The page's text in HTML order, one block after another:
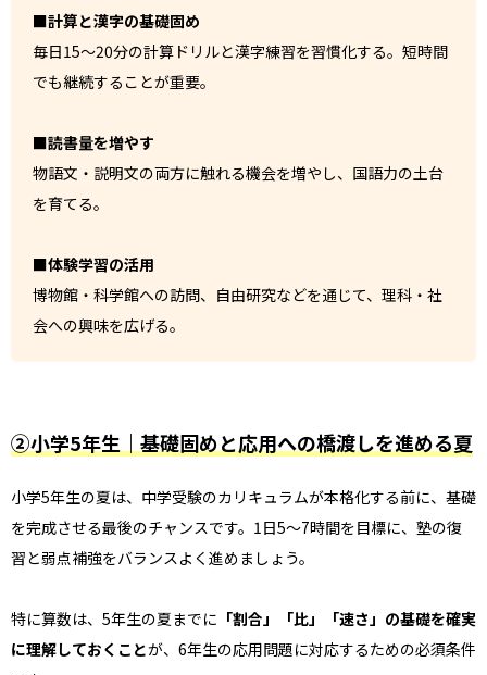
■計算と漢字の基礎固め
毎日15〜20分の計算ドリルと漢字練習を習慣化する。短時間
でも継続することが重要。
■読書量を増やす
物語文・説明文の両方に触れる機会を増やし、国語力の土台
を育てる。
■体験学習の活用
博物館・科学館への訪問、自由研究などを通じて、理科・社
会への興味を広げる。
②小学5年生｜基礎固めと応用への橋渡しを進める夏
小学5年生の夏は、中学受験のカリキュラムが本格化する前に、基礎
を完成させる最後のチャンスです。1日5〜7時間を目標に、塾の復
習と弱点補強をバランスよく進めましょう。
特に算数は、5年生の夏までに 「割合」「比」「速さ」の基礎を確実
に理解しておくことが、6年生の応用問題に対応するための必須条件